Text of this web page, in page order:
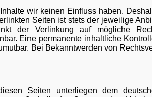
wir keinen Einfluss haben.
Seiten ist stets der jeweilige
der Verlinkung auf mögliche
Eine permanente inhaltliche
Bei Bekanntwerden von
Seiten unterliegen dem